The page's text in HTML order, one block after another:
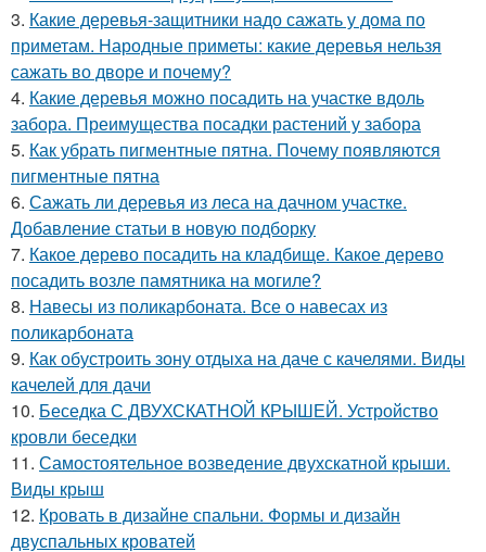
3. Какие деревья-защитники надо сажать у дома по
приметам. Народные приметы: какие деревья нельзя
сажать во дворе и почему?
4. Какие деревья можно посадить на участке вдоль
забора. Преимущества посадки растений у забора
5. Как убрать пигментные пятна. Почему появляются
пигментные пятна
6. Сажать ли деревья из леса на дачном участке.
Добавление статьи в новую подборку
7. Какое дерево посадить на кладбище. Какое дерево
посадить возле памятника на могиле?
8. Навесы из поликарбоната. Все о навесах из
поликарбоната
9. Как обустроить зону отдыха на даче с качелями. Виды
качелей для дачи
10. Беседка С ДВУХСКАТНОЙ КРЫШЕЙ. Устройство
кровли беседки
11. Самостоятельное возведение двухскатной крыши.
Виды крыш
12. Кровать в дизайне спальни. Формы и дизайн
двуспальных кроватей